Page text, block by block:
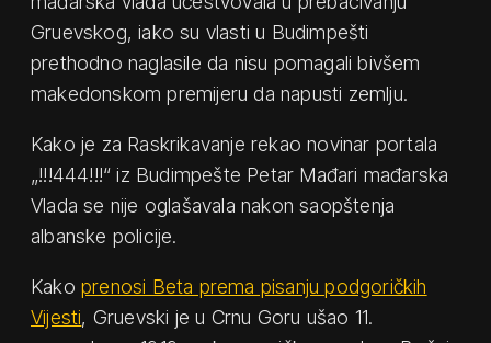
Gruevskog, iako su vlasti u Budimpešti
prethodno naglasile da nisu pomagali bivšem
makedonskom premijeru da napusti zemlju.
Kako je za Raskrikavanje rekao novinar portala
„!!!444!!!“ iz Budimpešte Petar Mađari mađarska
Vlada se nije oglašavala nakon saopštenja
albanske policije.
Kako prenosi Beta prema pisanju podgoričkih
Vijesti, Gruevski je u Crnu Goru ušao 11.